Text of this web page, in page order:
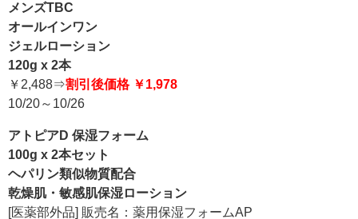
メンズTBC
オールインワン
ジェルローション
120g x 2本
￥2,488⇒割引後価格 ￥1,978
10/20～10/26
アトピアD 保湿フォーム
100g x 2本セット
ヘパリン類似物質配合
乾燥肌・敏感肌保湿ローション
[医薬部外品] 販売名：薬用保湿フォームAP